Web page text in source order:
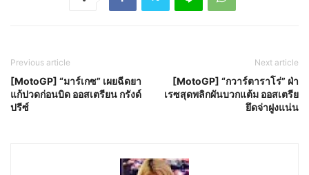
Previous article
[MotoGP] “มาร์เกซ” เผยฉีดยา
แก้ปวดก่อนบิด ออสเตรียน กรังด์
ปรีซ์
Next article
[MotoGP] “กวาร์ตาราโร่” ฝ่า
เรซสุดพลิกผันบวกแต้ม ออสเตรีย
ยึดจ่าฝูงแน่น